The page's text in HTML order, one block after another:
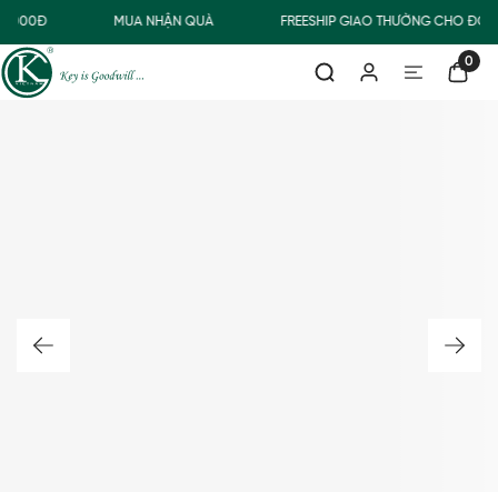
MUA NHẬN QUÀ FREESHIP GIAO THƯỜNG CHO
0